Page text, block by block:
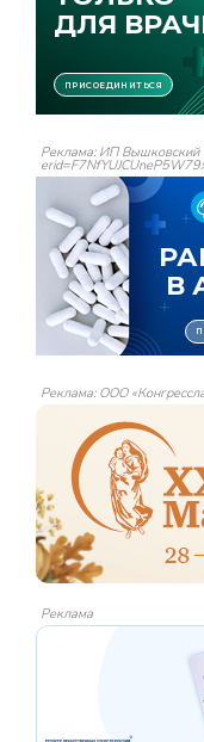
Реклама: ИП
Реклама: ООО
Реклама